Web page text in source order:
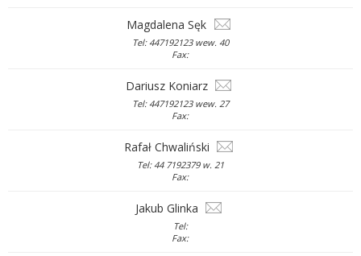
Magdalena Sęk
Tel: 447192123 wew. 40
Fax:
Dariusz Koniarz
Tel: 447192123 wew. 27
Fax:
Rafał Chwaliński
Tel: 44 7192379 w. 21
Fax:
Jakub Glinka
Tel:
Fax: